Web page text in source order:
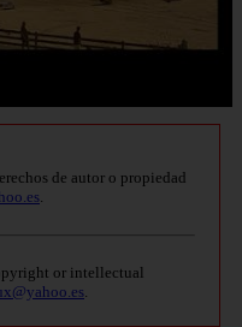
de autor o propiedad
.
or intellectual
.